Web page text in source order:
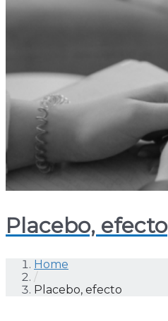
Placebo, efecto
Home
/
Placebo, efecto